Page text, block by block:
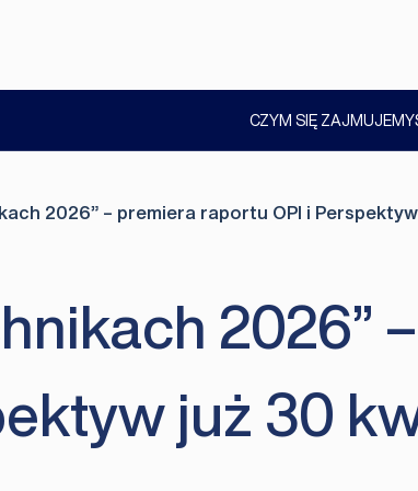
POKAŻ
PODMENU
CZYM SIĘ ZAJMUJEMY
2026” – premiera raportu OPI i
2026”
już 30